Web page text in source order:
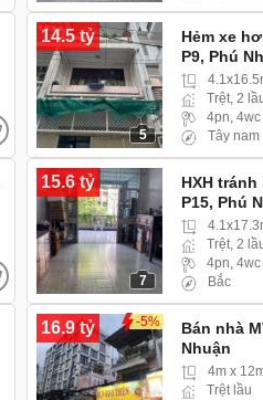
14.5 tỷ
5
Hẻm xe
P9, Phú
xe hơi
Trệt, 2
4pn, 4wc
Tây nam
15.6 tỷ
7
HXH
P15, Phú
tốt sinh lời
Trệt, 2
4pn, 4wc
Bắc
16.9 tỷ -5%
Bán nhà
Nhuận
4m x
Trệt lầu